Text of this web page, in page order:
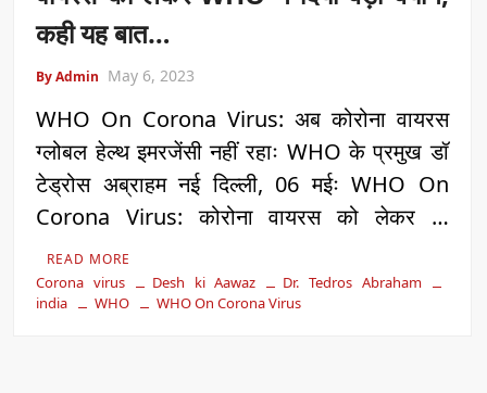
कही यह बात…
By Admin May 6, 2023
WHO On Corona Virus: अब कोरोना वायरस
ग्लोबल हेल्थ इमरजेंसी नहीं रहाः WHO के प्रमुख डॉ
टेड्रोस अब्राहम नई दिल्ली, 06 मईः WHO On
Corona Virus: कोरोना वायरस को लेकर …
READ MORE
Corona virus Desh ki Aawaz
Dr. Tedros Abraham
india
WHO WHO On Corona Virus